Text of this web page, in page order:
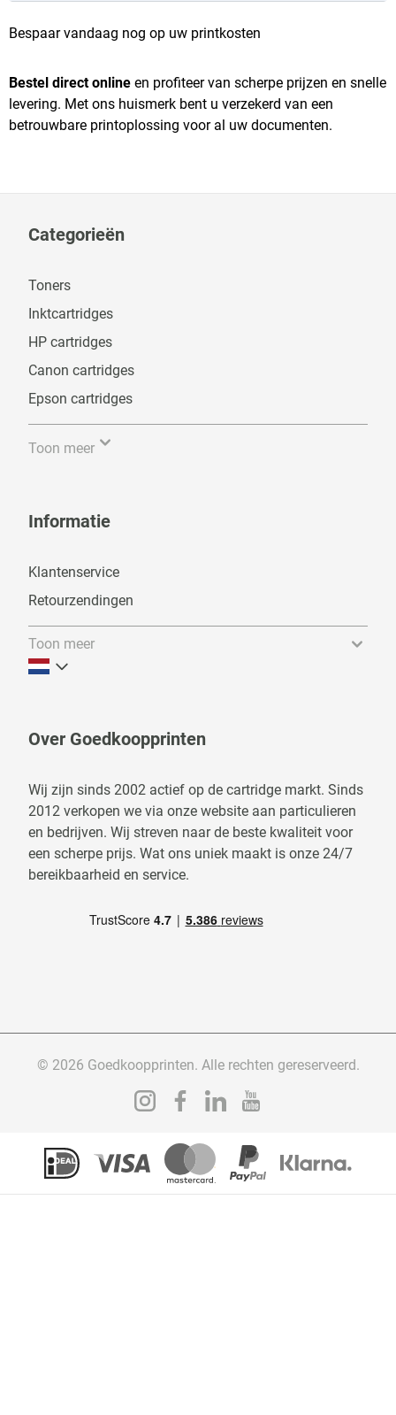
Bespaar vandaag nog op uw printkosten
Bestel direct online en profiteer van scherpe prijzen en snelle
levering. Met ons huismerk bent u verzekerd van een
betrouwbare printoplossing voor al uw documenten.
Categorieën
Toners
Inktcartridges
HP cartridges
Canon cartridges
Epson cartridges
Toon meer
Informatie
Klantenservice
Retourzendingen
Toon meer
Over Goedkoopprinten
Wij zijn sinds 2002 actief op de cartridge markt. Sinds
2012 verkopen we via onze website aan particulieren
en bedrijven. Wij streven naar de beste kwaliteit voor
een scherpe prijs. Wat ons uniek maakt is onze 24/7
bereikbaarheid en service.
© 2026 Goedkoopprinten. Alle rechten gereserveerd.